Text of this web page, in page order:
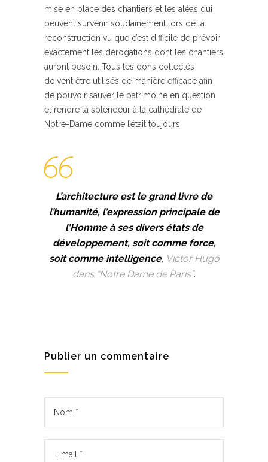
mise en place des chantiers et les aléas qui
peuvent survenir soudainement lors de la
reconstruction vu que c’est difficile de prévoir
exactement les dérogations dont les chantiers
auront besoin. Tous les dons collectés
doivent être utilisés de manière efficace afin
de pouvoir sauver le patrimoine en question
et rendre la splendeur à la cathédrale de
Notre-Dame comme l’était toujours.
L’architecture est le grand livre de
l’humanité, l’expression principale de
l’Homme à ses divers états de
développement, soit comme force,
soit comme intelligence, Victor Hugo
dans “Notre Dame de Paris”.
Publier un commentaire